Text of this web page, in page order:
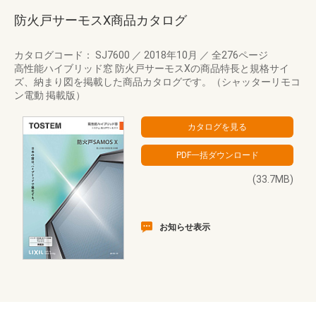
防火戸サーモスX商品カタログ
カタログコード： SJ7600 ／ 2018年10月 ／ 全276ページ
高性能ハイブリッド窓 防火戸サーモスXの商品特長と規格サイ
ズ、納まり図を掲載した商品カタログです。（シャッターリモコ
ン電動 掲載版）
(33.7MB)
お知らせ表示